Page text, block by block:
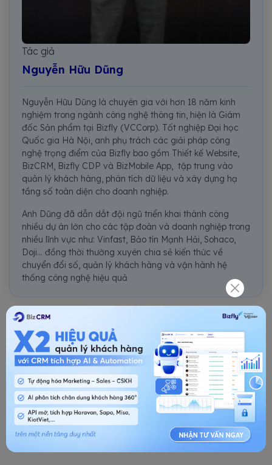
Tác giả
Nguyễn Hữu Dũng
Nguyễn Hữu Dũng là chuyên gia với hơn 18 năm kinh
nghiệm trong ngành công nghệ thông tin, hiện là Giám
đốc Sản phẩm tại Bizfly (VCCorp). Tốt nghiệp Đại học
Quốc gia Hà Nội, anh phụ trách các giải pháp công
nghệ trọng điểm của Bizfly bao gồm Thiết kế Website,
BizCRM, Bizfly CDP và BizMobile App, tập trung vào
quản lý khách hàng, phân tích dữ liệu và xây dựng hạ
tầng số toàn diện cho doanh nghiệp.
Anh Dũng đã dẫn dắt đội ngũ triển khai thành công
nhiều dự án lớn cho các tập đoàn và doanh nghiệp trong
nhiều lĩnh vực như: Vinfast, Bảo tín Mạnh Hải, Sohaco,
Doji... đồng thời thường xuyên chia sẻ kiến thức về
chuyển đổi số, quản lý khách hàng và vận hành hệ
thống công nghệ hiệu quả
Bài viết liên quan
Sử dụng CRM tích hợp tổng đài ảo, doanh nghiệp
đạt tối thiểu 90% hiệu suất kinh doanh khi làm việc
tại nhà
Tổng đài ảo tích hợp CRM: Lợi ích, ứng dụng trong
doanh nghiệp 2026